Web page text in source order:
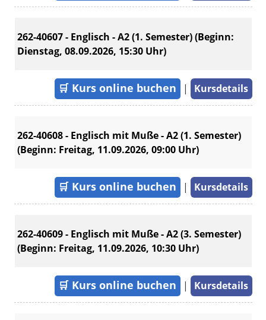
262-40607 - Englisch - A2 (1. Semester) (Beginn:
Dienstag, 08.09.2026, 15:30 Uhr)
🛒 Kurs online buchen | Kursdetails
262-40608 - Englisch mit Muße - A2 (1. Semester)
(Beginn: Freitag, 11.09.2026, 09:00 Uhr)
🛒 Kurs online buchen | Kursdetails
262-40609 - Englisch mit Muße - A2 (3. Semester)
(Beginn: Freitag, 11.09.2026, 10:30 Uhr)
🛒 Kurs online buchen | Kursdetails